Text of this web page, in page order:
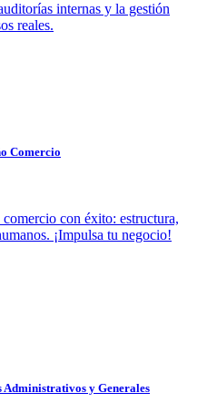
internas y la gestión
reales.
Comercio
con éxito: estructura,
¡Impulsa tu negocio!
Administrativos y Generales